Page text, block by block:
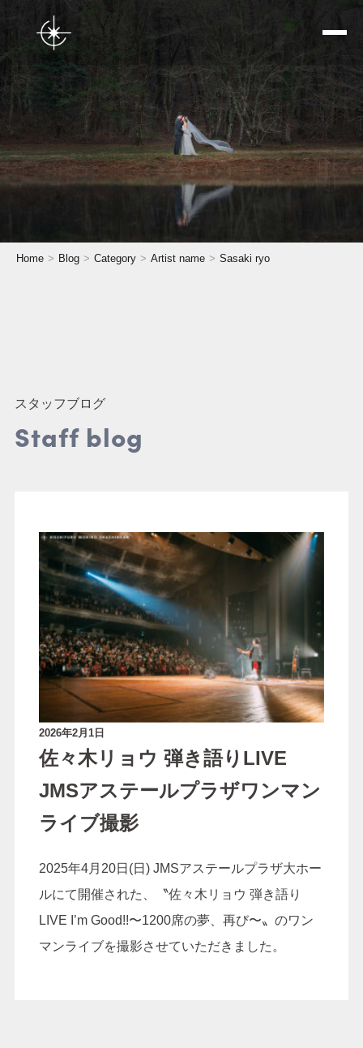
家族写真 / 記念写真 七五三
成人式
アルバム・パネル
前撮りの衣装について
島根県のロケーションに
ついて
Home Blog Category Artist name Sasaki ryo
スタッフブログ
Staff blog
2026年2月1日
佐々木リョウ 弾き語りLIVE
JMSアステールプラザワンマン
ライブ撮影
2025年4月20日(日) JMSアステールプラザ大ホー
ルにて開催された、〝佐々木リョウ 弾き語り
LIVE I’m Good!!〜1200席の夢、再び〜〟のワン
マンライブを撮影させていただきました。